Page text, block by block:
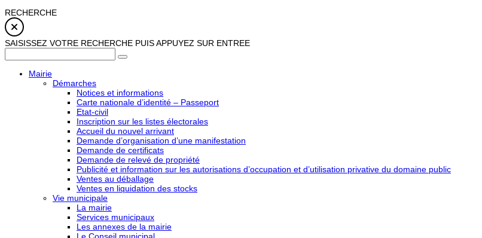
RECHERCHE
SAISISSEZ VOTRE RECHERCHE PUIS APPUYEZ SUR ENTREE
Mairie
Démarches
Notices et informations
Carte nationale d’identité – Passeport
Etat-civil
Inscription sur les listes électorales
Accueil du nouvel arrivant
Demande d’organisation d’une manifestation
Demande de certificats
Demande de relevé de propriété
Publicité et information sur les autorisations d’occupation et d’utilisation privative du domaine public
Ventes au déballage
Ventes en liquidation des stocks
Vie municipale
La mairie
Services municipaux
Les annexes de la mairie